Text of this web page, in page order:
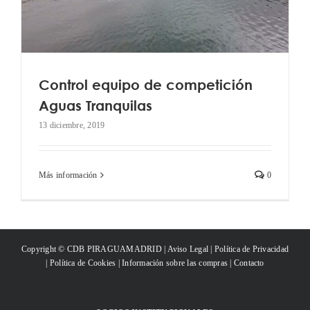
Control equipo de competición
Aguas Tranquilas
13 diciembre, 2019
Más información 0
Copyright © CDB PIRAGUAMADRID | Aviso Legal | Política de Privacidad
| Política de Cookies |Información sobre las compras | Contacto